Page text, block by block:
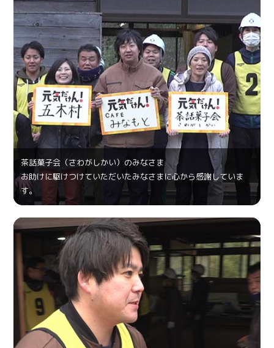
茶話菓⼦会（さわがしかい）のみなさま
お助けに駆けつけていただいたみなさまに心から感謝していま
す。